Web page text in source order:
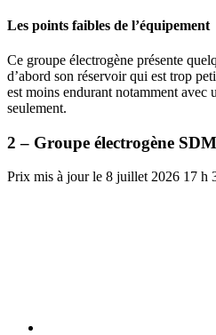
Les points faibles de l’équipement
Ce groupe électrogène présente
d’abord son réservoir qui est trop
est moins endurant notamment avec
seulement.
2 – Groupe électrogène
8 juillet 2026 17 h